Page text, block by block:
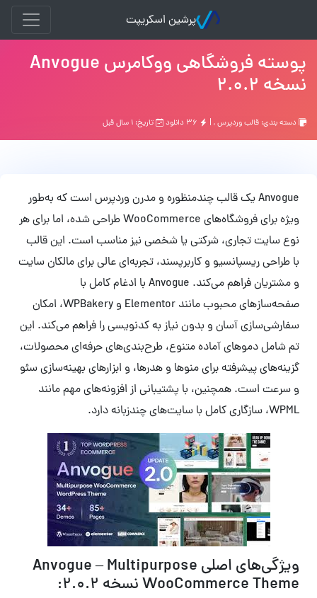
پرشین اسکریپت
پوسته فروشگاهی ووکامرس Anvogue
نسخه 2.0.2
دسته بندی: قالب وردپرس, | تاریخ: ۱ سال قبل
Anvogue یک قالب چندمنظوره و مدرن وردپرس است که به‌طور
ویژه برای فروشگاه‌های WooCommerce طراحی شده، اما برای هر
نوع سایت تجاری، شرکتی یا شخصی نیز مناسب است. این قالب
با طراحی ریسپانسیو و کاربرپسند، تجربه‌ای عالی برای مالکان سایت
و مشتریان فراهم می‌کند. Anvogue با ادغام کامل با
صفحه‌سازهای محبوب مانند Elementor و WPBakery، امکان
سفارشی‌سازی آسان و بدون نیاز به کدنویسی را فراهم می‌کند. این
تم شامل دموهای آماده متنوع، طرح‌بندی‌های حرفه‌ای محصولات،
گزینه‌های پیشرفته برای منوها و هدرها، و ابزارهای بهینه‌سازی سئو
و سرعت است. همچنین، با پشتیبانی از افزونه‌های مهم مانند
WPML، سازگاری کامل با سایت‌های چندزبانه دارد.
ویژگی‌های اصلی Anvogue – Multipurpose
WooCommerce Theme نسخه 2.0.2: